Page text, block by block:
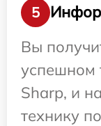
5
Вы
успешном
Sharp, и
технику